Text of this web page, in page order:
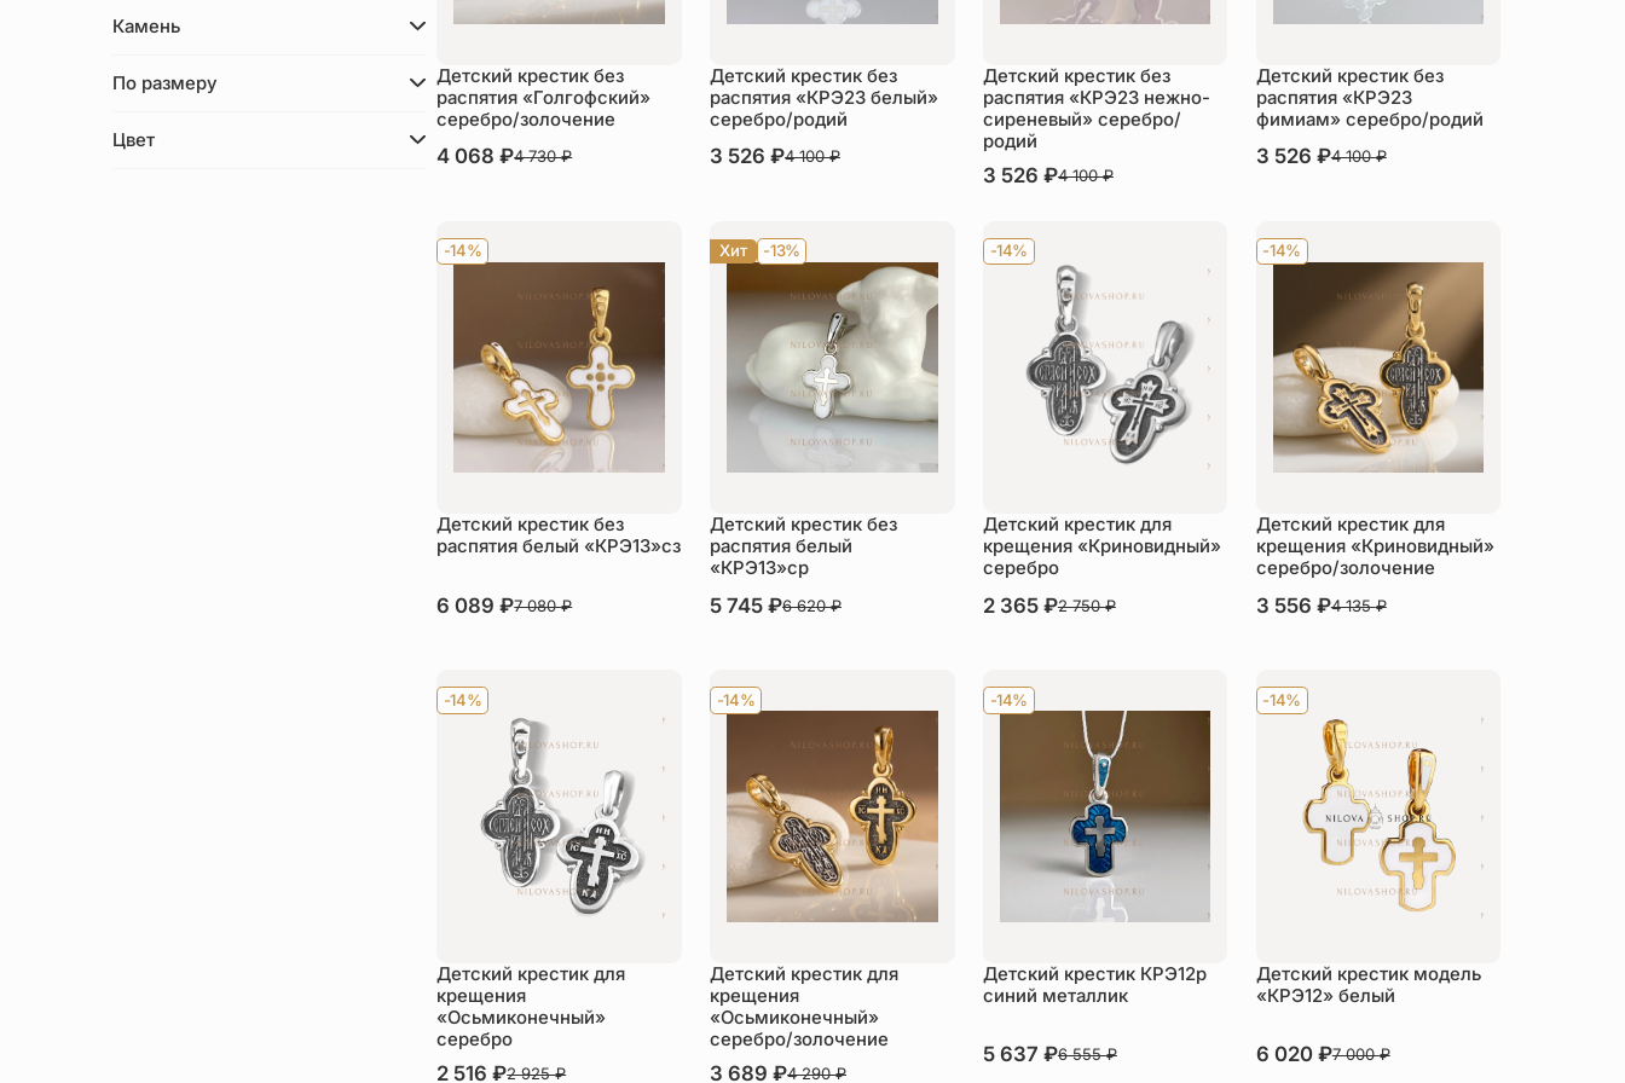
Камень
По размеру
Цвет
Детский крестик без
распятия «Голгофский»
серебро/золочение
В наличии
4 068₽4 730₽
Детский крестик без
распятия «КРЭ23 белый»
серебро/родий
В наличии
3 526₽4 100₽
Детский крестик без
распятия «КРЭ23 нежно-
сиреневый» серебро/
родий
В наличии
3 526 ₽4 100₽
Детский крестик без
распятия «КРЭ23
фимиам» серебро/родий
В наличии
3 526 ₽4 100₽
-14%
Детский крестик без
распятия белый «КРЭ13»сз
В наличии
6 089₽7 080₽
Хит -13%
Детский крестик без
распятия белый
«КРЭ13»ср
В наличии
5 745₽6 620₽
-14%
Детский крестик для
крещения «Криновидный»
серебро
В наличии
2 365 ₽2 750₽
-14%
Детский крестик для
крещения «Криновидный»
серебро/золочение
В наличии
3 556 ₽4 135₽
-14%
Детский крестик для
крещения
«Осьмиконечный»
серебро
В наличии
2 516₽2 925₽
-14%
Детский крестик для
крещения
«Осьмиконечный»
серебро/золочение
В наличии
3 689₽4 290₽
-14%
Детский крестик КРЭ12р
синий металлик
В наличии
5 637 ₽6 555₽
-14%
Детский крестик модель
«КРЭ12» белый
В наличии
6 020 ₽7 000₽